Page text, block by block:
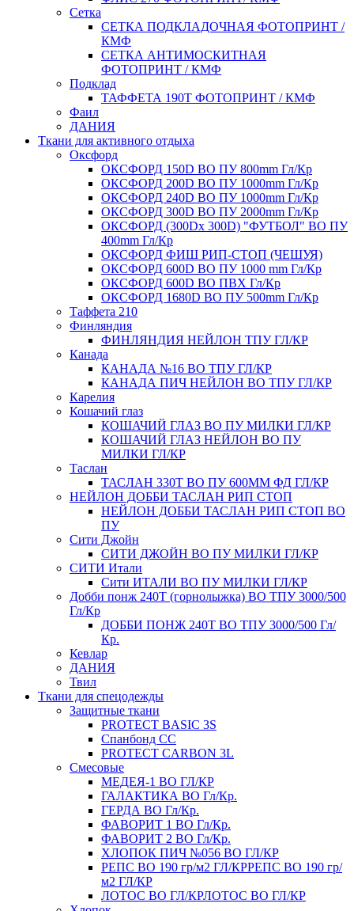
Сетка
СЕТКА ПОДКЛАДОЧНАЯ ФОТОПРИНТ /
КМФ
СЕТКА АНТИМОСКИТНАЯ
ФОТОПРИНТ / КМФ
Подклад
ТАФФЕТА 190Т ФОТОПРИНТ / КМФ
Фаил
ДАНИЯ
Ткани для активного отдыха
Оксфорд
ОКСФОРД 150D ВО ПУ 800mm Гл/Кр
ОКСФОРД 200D ВО ПУ 1000mm Гл/Кр
ОКСФОРД 240D ВО ПУ 1000mm Гл/Кр
ОКСФОРД 300D ВО ПУ 2000mm Гл/Кр
ОКСФОРД (300Dx 300D) "ФУТБОЛ" ВО ПУ
400mm Гл/Кр
ОКСФОРД ФИШ РИП-СТОП (ЧЕШУЯ)
ОКСФОРД 600D ВО ПУ 1000 mm Гл/Кр
ОКСФОРД 600D ВО ПВХ Гл/Кр
ОКСФОРД 1680D ВО ПУ 500mm Гл/Кр
Таффета 210
Финляндия
ФИНЛЯНДИЯ НЕЙЛОН ТПУ ГЛ/КР
Канада
КАНАДА №16 ВО ТПУ ГЛ/КР
КАНАДА ПИЧ НЕЙЛОН ВО ТПУ ГЛ/КР
Карелия
Кошачий глаз
КОШАЧИЙ ГЛАЗ ВО ПУ МИЛКИ ГЛ/КР
КОШАЧИЙ ГЛАЗ НЕЙЛОН ВО ПУ
МИЛКИ ГЛ/КР
Таслан
ТАСЛАН 330Т ВО ПУ 600ММ ФД ГЛ/КР
НЕЙЛОН ДОББИ ТАСЛАН РИП СТОП
НЕЙЛОН ДОББИ ТАСЛАН РИП СТОП ВО
ПУ
Сити Джойн
СИТИ ДЖОЙН ВО ПУ МИЛКИ ГЛ/КР
СИТИ Итали
Сити ИТАЛИ ВО ПУ МИЛКИ ГЛ/КР
Добби понж 240Т (горнолыжка) ВО ТПУ 3000/500
Гл/Кр
ДОББИ ПОНЖ 240Т ВО ТПУ 3000/500 Гл/
Кр.
Кевлар
ДАНИЯ
Твил
Ткани для спецодежды
Защитные ткани
PROTECT BASIC 3S
Спанбонд СС
PROTECT CARBON 3L
Смесовые
МЕДЕЯ-1 ВО ГЛ/КР
ГАЛАКТИКА ВО Гл/Кр.
ГЕРДА ВО Гл/Кр.
ФАВОРИТ 1 ВО Гл/Кр.
ФАВОРИТ 2 ВО Гл/Кр.
ХЛОПОК ПИЧ №056 ВО ГЛ/КР
РЕПС ВО 190 гр/м2 ГЛ/КРРЕПС ВО 190 гр/
м2 ГЛ/КР
ЛОТОС ВО ГЛ/КРЛОТОС ВО ГЛ/КР